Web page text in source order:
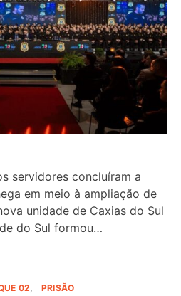
servidores concluíram a
em meio à ampliação de
unidade de Caxias do Sul
do Sul formou…
02 PRISÃO